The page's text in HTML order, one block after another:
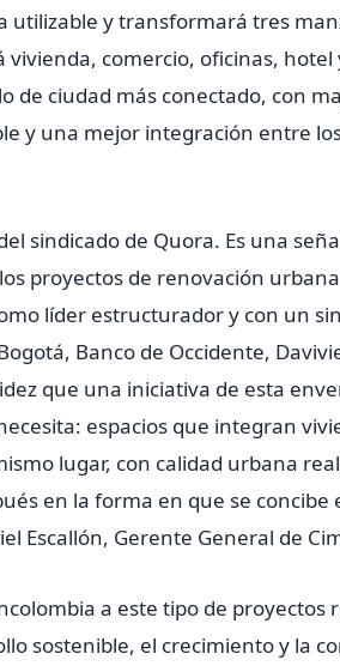
utilizable y transformará tres
comercio, oficinas, hotel
de ciudad más conectado, con
y una mejor integración entre
sindicado de Quora. Es una
proyectos de renovación
líder estructurador y con un
Banco de Occidente,
que una iniciativa de esta
espacios que integran
lugar, con calidad urbana
en la forma en que se
Escallón, Gerente General de
a este tipo de proyectos
sostenible, el crecimiento y la